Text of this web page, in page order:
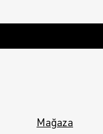
Mağaza